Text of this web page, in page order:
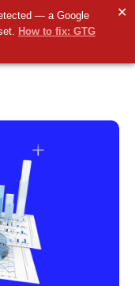
— a Google
How to fix: GTG
✕